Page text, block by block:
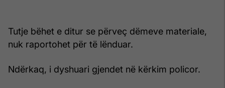
Tutje bëhet e ditur se përveç dëmeve materiale,
nuk raportohet për të lënduar.
Ndërkaq, i dyshuari gjendet në kërkim policor.